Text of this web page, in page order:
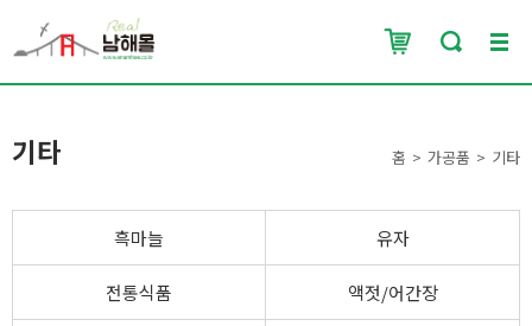
기타 홈 가공품 기타
흑마늘 유자
전통식품 액젓/어간장